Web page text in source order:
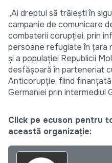
„Ai dreptul să trăiești în
campanie de comunicare
combaterii corupției, prin
persoane refugiate în țara
și a populației Republicii
desfășoară în parteneriat
Anticorupție, fiind
Germaniei prin intermediul
Click pe ecuson pentru
această organizație: